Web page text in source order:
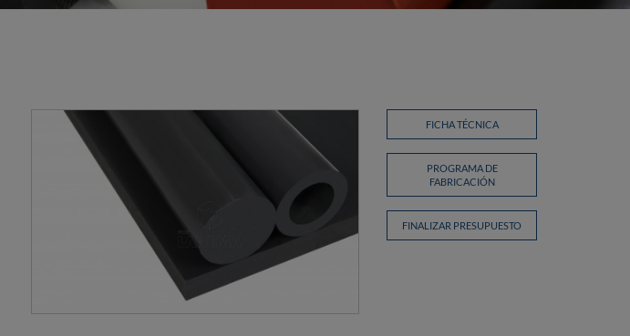
FICHA TÉCNICA
PROGRAMA DE
FABRICACIÓN
FINALIZAR PRESUPUESTO